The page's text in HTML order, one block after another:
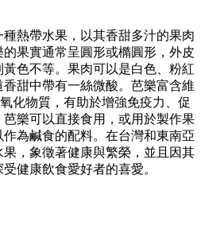
熱帶水果，以其香甜多汁的果肉
果實通常呈圓形或橢圓形，外皮
色不等。果肉可以是白色、粉紅
甜中帶有一絲微酸。芭樂富含維
化物質，有助於增強免疫力、促
樂可以直接食用，或用於製作果
為鹹食的配料。在台灣和東南亞
，象徵著健康與繁榮，並且因其
健康飲食愛好者的喜愛。